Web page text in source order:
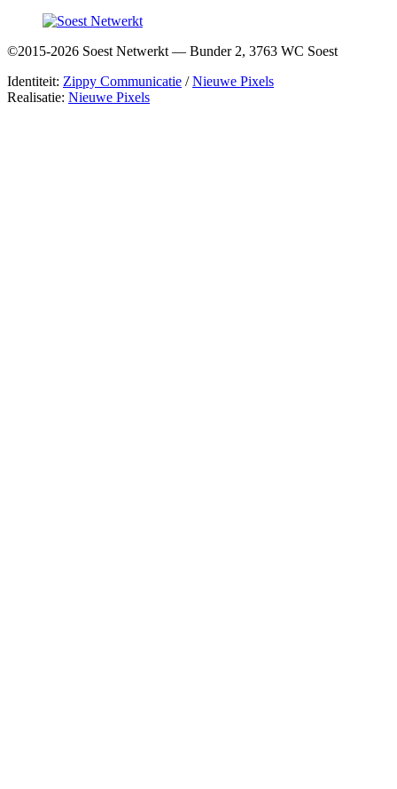
©2015-2026 Soest Netwerkt — Bunder 2, 3763 WC Soest
Identiteit: Zippy Communicatie /Nieuwe Pixels
Realisatie: Nieuwe Pixels